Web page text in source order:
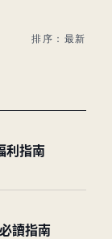
排序：最新
利指南
讀指南